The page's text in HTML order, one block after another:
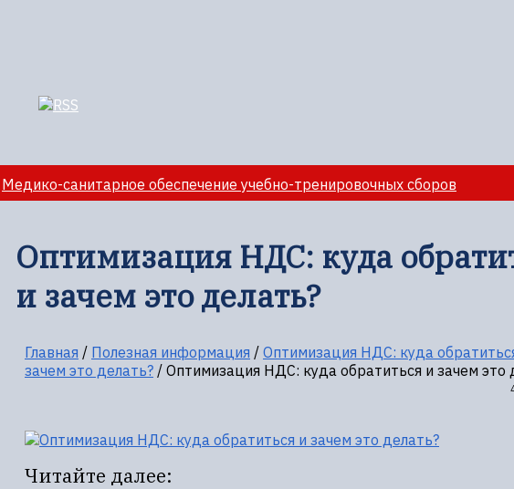
Медико-санитарное обеспечение учебно-тренировочных сборов
Оптимизация НДС: куда
и зачем это делать?
Главная / Полезная информация / Оптимизация НДС: куда
зачем это делать? / Оптимизация НДС: куда обратиться и зачем это
Читайте далее: